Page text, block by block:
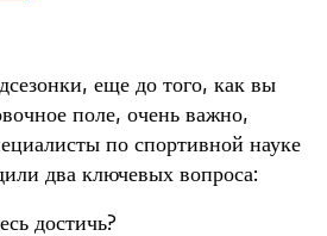
еще до того, как вы
поле, очень важно,
по спортивной науке
два ключевых вопроса:
достичь?